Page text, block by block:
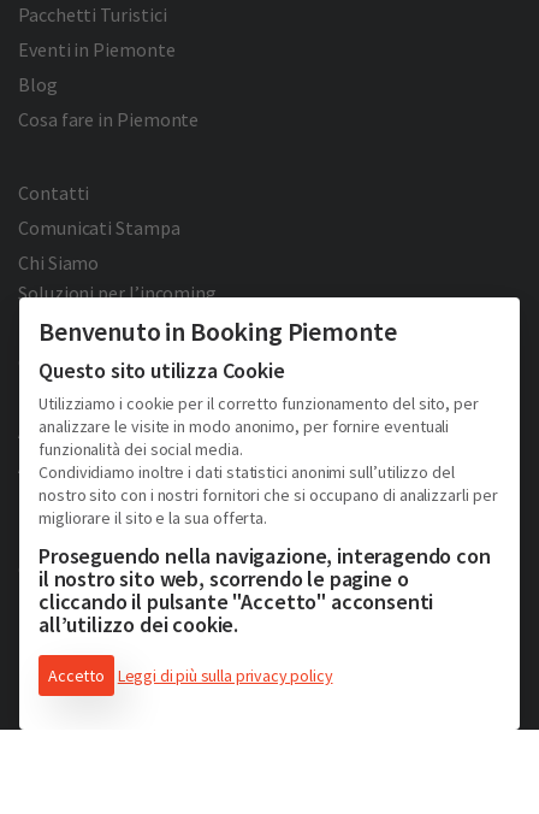
Pacchetti Turistici
Eventi in Piemonte
Blog
Cosa fare in Piemonte
Contatti
Comunicati Stampa
Chi Siamo
Soluzioni per l’incoming
La piattaforma di prenotazione
Condizioni Generali
Area Riservata
Area Operatori
Privacy Policy
Cookie Policy
Facebook
Twitter YouTube Pinterest
Benvenuto in Booking Piemonte
Questo sito utilizza Cookie
Utilizziamo i cookie per il corretto funzionamento del sito, per
analizzare le visite in modo anonimo, per fornire eventuali
funzionalità dei social media.
Condividiamo inoltre i dati statistici anonimi sull’utilizzo del
nostro sito con i nostri fornitori che si occupano di analizzarli per
migliorare il sito e la sua offerta.
Proseguendo nella navigazione, interagendo con
il nostro sito web, scorrendo le pagine o
cliccando il pulsante "Accetto" acconsenti
all’utilizzo dei cookie.
Accetto Leggi di più sulla privacy policy